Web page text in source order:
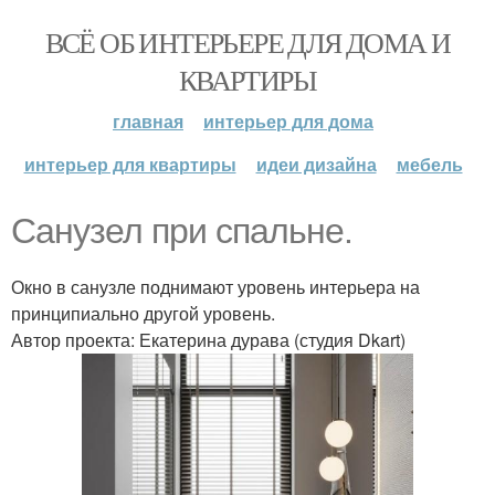
ВСЁ ОБ ИНТЕРЬЕРЕ ДЛЯ ДОМА И
КВАРТИРЫ
главная
интерьер для дома
интерьер для квартиры
идеи дизайна мебель
Санузел при спальне.
Окно в санузле поднимают уровень интерьера на
принципиально другой уровень.
Автор проекта: Екатерина дурава (студия Dkart)